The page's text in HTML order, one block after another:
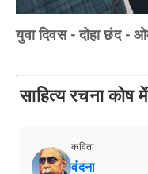
युवा दिवस - दोहा छंद -
साहित्य रचना कोष
कविता
वंदना